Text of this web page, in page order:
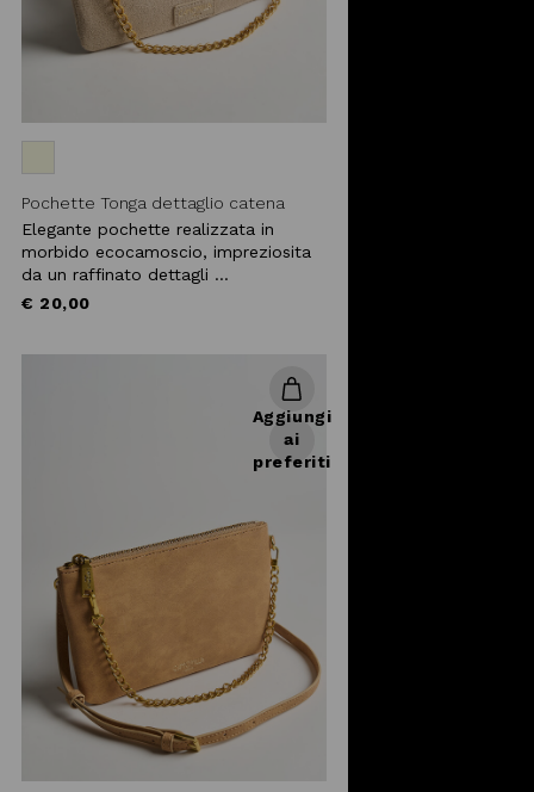
Pochette Tonga dettaglio catena
Elegante pochette realizzata in
morbido ecocamoscio, impreziosita
da un raffinato dettagli ...
€ 20,00
Aggiungi
ai
preferiti